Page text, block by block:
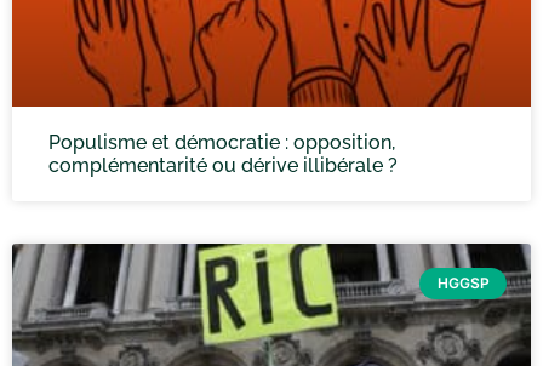
Populisme et démocratie : opposition,
complémentarité ou dérive illibérale ?
HGGSP